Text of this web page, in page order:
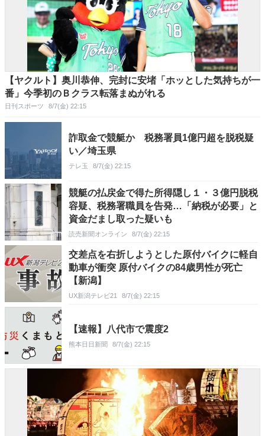
【ヤクルト】奥川恭伸、完封に安堵「ホッとした気持ちが一
番」今季初のＢクラス転落まぬがれる
日刊スポーツ 8/7(金) 22:15
詐取金で競艇か 税務署員1億円超を脱税疑
い／埼玉県
テレ玉 8/7(金) 22:15
競艇の払戻金で得た所得隠し１・３億円脱税
容疑、税務署職員を告発…「納税が必要」と
資金だまし取った疑いも
読売新聞オンライン 8/7(金) 22:15
交差点を右折しようとした原付バイクに軽自
動車が衝突 原付バイクの84歳男性が死亡
【新潟】
UX新潟テレビ21 8/7(金) 22:15
【速報】八代市で震度2
熊本日日新聞 8/7(金) 22:15